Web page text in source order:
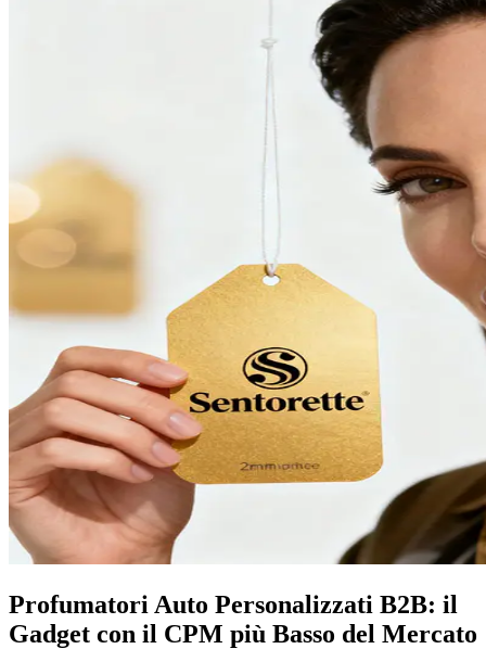
Profumatori Auto Personalizzati B2B: il
Gadget con il CPM più Basso del Mercato